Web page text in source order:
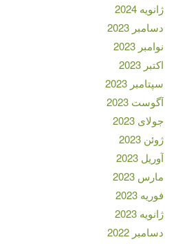
ژانویه 2024
دسامبر 2023
نوامبر 2023
اکتبر 2023
سپتامبر 2023
آگوست 2023
جولای 2023
ژوئن 2023
آوریل 2023
مارس 2023
فوریه 2023
ژانویه 2023
دسامبر 2022